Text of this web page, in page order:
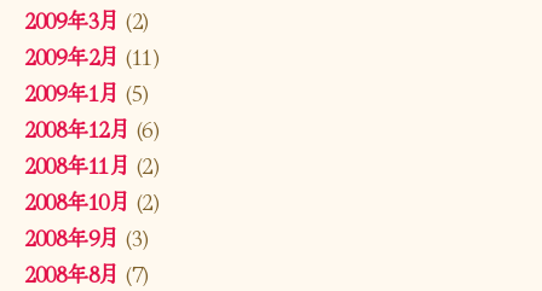
2009年3月 (2)
2009年2月 (11)
2009年1月 (5)
2008年12月 (6)
2008年11月 (2)
2008年10月 (2)
2008年9月 (3)
2008年8月 (7)